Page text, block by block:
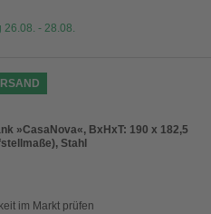
26.08. - 28.08.
»CasaNova«, BxHxT: 190 x 182,5
Stahl
im Markt prüfen